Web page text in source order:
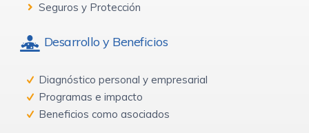
Seguros y Protección
Desarrollo y Beneficios
Diagnóstico personal y empresarial
Programas e impacto
Beneficios como asociados